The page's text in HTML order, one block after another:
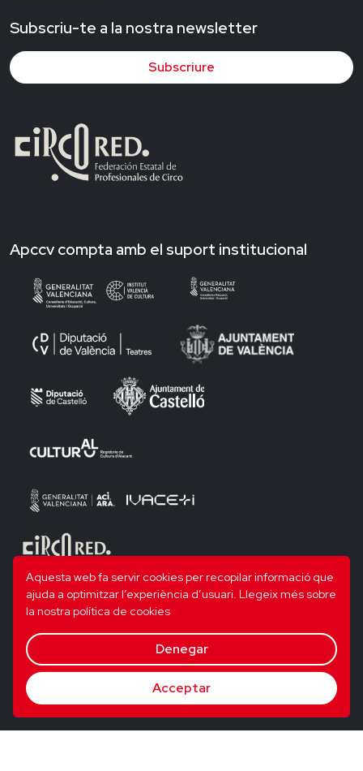
Aquesta web fa servir cookies per recopilar informació que
ajuda a optimitzar l’experiència d’usuari. Llegeix més sobre
la nostra política de cookies
Denegar
Acceptar
Subscriu-te a la nostra newsletter
Subscriure
Apccv compta amb el suport institucional